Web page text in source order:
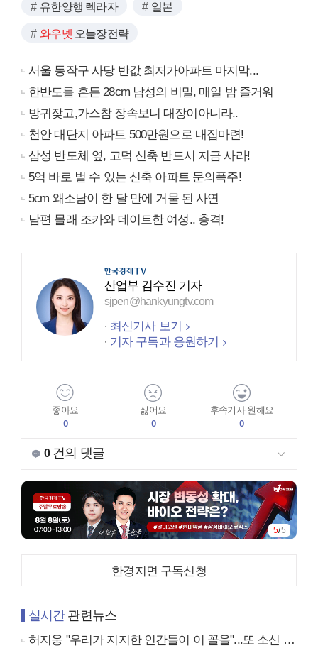
유한양행 렉라자 일본
와우넷 오늘장전략
서울 동작구 사당 반값 최저가아파트 마지막...
한반도를 흔든 28cm 남성의 비밀, 매일 밤 즐거워
방귀잦고,가스참 장속보니 대장이아니라..
천안 대단지 아파트 500만원으로 내집마련!
삼성 반도체 옆, 고덕 신축 반드시 지금 사라!
5억 바로 벌 수 있는 신축 아파트 문의폭주!
5cm 왜소남이 한 달 만에 거물 된 사연
남편 몰래 조카와 데이트한 여성.. 충격!
산업부 김수진 기자
sjpen@hankyungtv.com
최신기사 보기
기자 구독과 응원하기
좋아요
0
싫어요
0
후속기사 원해요
0
0건의 댓글
5/5
한경지면 구독신청
실시간관련뉴스
허지웅 "우리가 지지한 인간들이 이 꼴을"...또 소신 발언